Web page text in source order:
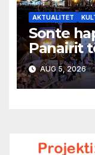
AKTUALITET
Sonte
Panairit
AUG 5, 2026